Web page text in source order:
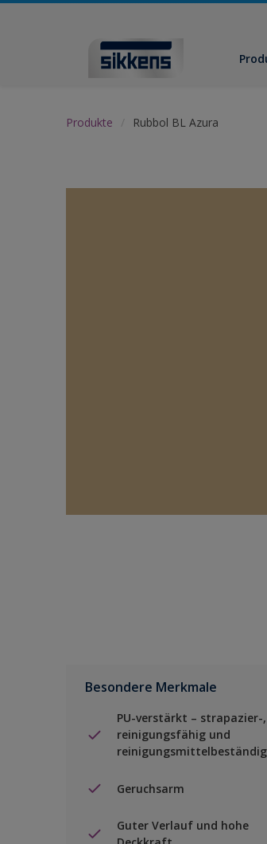
Produkte Rubbol BL Azura
Besondere Merkmale
PU-verstärkt – strapazier-,
reinigungsfähig und
reinigungsmittelbeständig
Geruchsarm
Guter Verlauf und hohe